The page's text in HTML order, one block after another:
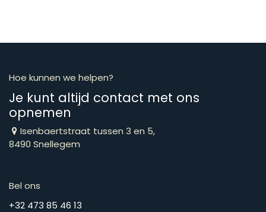
Hoe kunnen we helpen?
Je kunt altijd contact met ons
opnemen
Isenbaertstraat tussen 3 en 5,
8490 Snellegem
Bel ons
​​​​​​​​​​​​​​​​​​​​​​​+​3​2​ ​4​7​3​ ​8​5​ ​4​6​ ​1​3